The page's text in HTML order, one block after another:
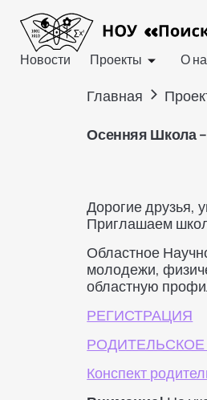
Новости Проекты О
Главная >
Осенняя Школа
Дорогие друзья,
Приглашаем
Областное
молодежи,
областную
РЕГИСТРАЦИЯ
РОДИТЕЛЬСКОЕ
Конспект